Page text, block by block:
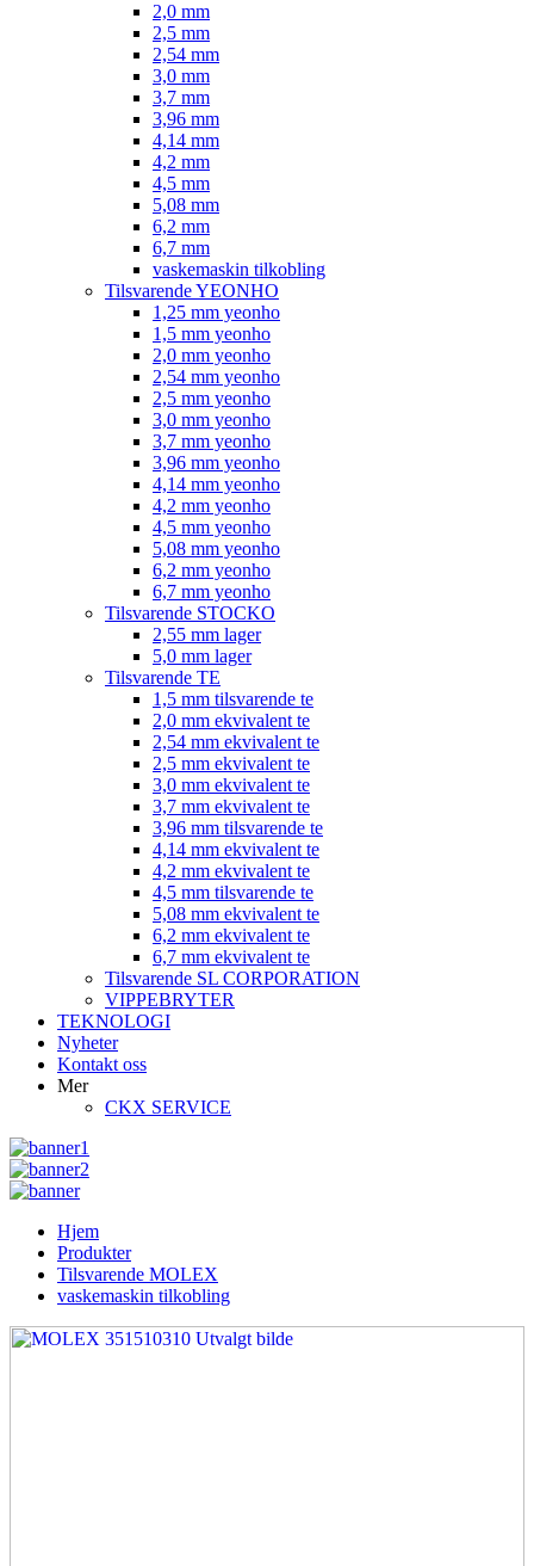
2,0 mm
2,5 mm
2,54 mm
3,0 mm
3,7 mm
3,96 mm
4,14 mm
4,2 mm
4,5 mm
5,08 mm
6,2 mm
6,7 mm
vaskemaskin tilkobling
Tilsvarende YEONHO
1,25 mm yeonho
1,5 mm yeonho
2,0 mm yeonho
2,54 mm yeonho
2,5 mm yeonho
3,0 mm yeonho
3,7 mm yeonho
3,96 mm yeonho
4,14 mm yeonho
4,2 mm yeonho
4,5 mm yeonho
5,08 mm yeonho
6,2 mm yeonho
6,7 mm yeonho
Tilsvarende STOCKO
2,55 mm lager
5,0 mm lager
Tilsvarende TE
1,5 mm tilsvarende te
2,0 mm ekvivalent te
2,54 mm ekvivalent te
2,5 mm ekvivalent te
3,0 mm ekvivalent te
3,7 mm ekvivalent te
3,96 mm tilsvarende te
4,14 mm ekvivalent te
4,2 mm ekvivalent te
4,5 mm tilsvarende te
5,08 mm ekvivalent te
6,2 mm ekvivalent te
6,7 mm ekvivalent te
Tilsvarende SL CORPORATION
VIPPEBRYTER
TEKNOLOGI
Nyheter
Kontakt oss
Mer
CKX SERVICE
Hjem
Produkter
Tilsvarende MOLEX
vaskemaskin tilkobling